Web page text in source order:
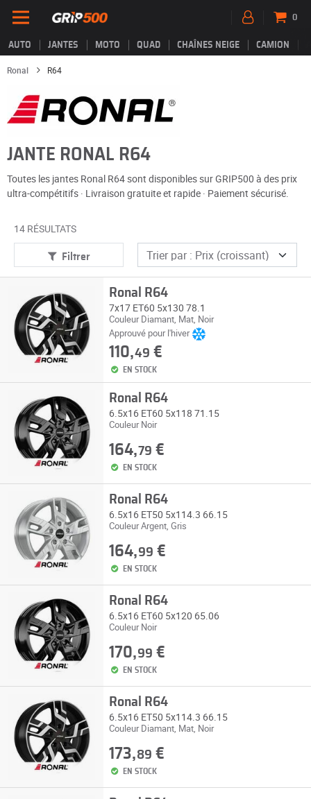
AUTO JANTES MOTO QUAD CHAÎNES NEIGE CAMION
0
Ronal R64
JANTE RONAL R64
Toutes les jantes Ronal R64 sont disponibles sur GRIP500 à des prix
ultra-compétitifs · Livraison gratuite et rapide · Paiement sécurisé.
14 RÉSULTATS
Filtrer
Ronal R64
7x17 ET60 5x130 78.1
Couleur Diamant, Mat, Noir
Approuvé pour l'hiver
110,49 €
EN STOCK
Ronal R64
6.5x16 ET60 5x118 71.15
Couleur Noir
164,79 €
EN STOCK
Ronal R64
6.5x16 ET50 5x114.3 66.15
Couleur Argent, Gris
164,99 €
EN STOCK
Ronal R64
6.5x16 ET60 5x120 65.06
Couleur Noir
170,99 €
EN STOCK
Ronal R64
6.5x16 ET50 5x114.3 66.15
Couleur Diamant, Mat, Noir
173,89 €
EN STOCK